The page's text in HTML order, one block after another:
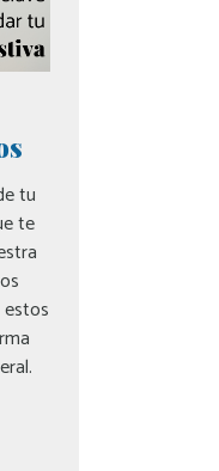
tu
te